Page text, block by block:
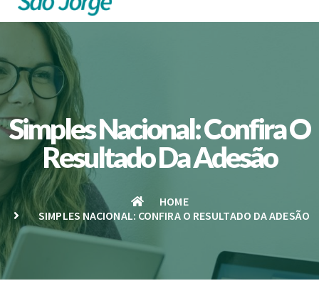
Simples Nacional: Confira O
Resultado Da Adesão
HOME
SIMPLES NACIONAL: CONFIRA O RESULTADO DA ADESÃO